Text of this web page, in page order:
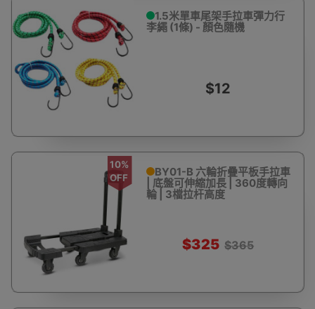
1.5米單車尾架手拉車彈力行
李繩 (1條) - 顏色隨機
$12
10%
OFF
BY01-B 六輪折疊平板手拉車
| 底盤可伸縮加長 | 360度轉向
輪 | 3檔拉杆高度
$325 $365